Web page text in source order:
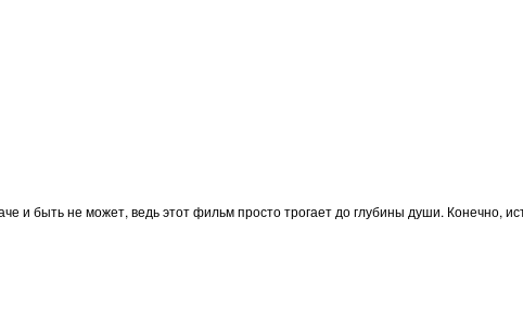
и быть не может, ведь этот фильм просто трогает до глубины души. Конечно,